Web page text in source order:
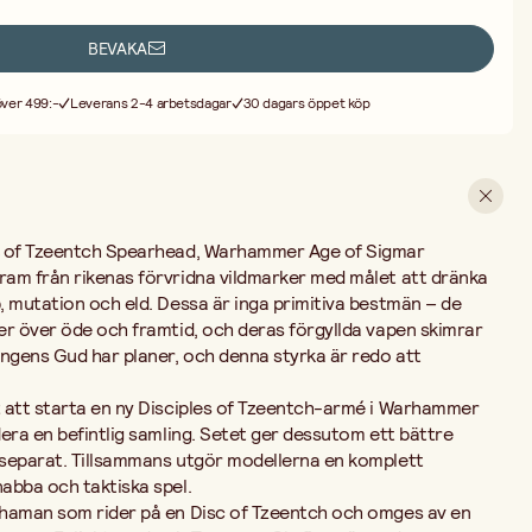
som rider på en Disc of Tzeentch och omges av en aura av
och Tzaangor Skyfires, även de monterade på flygande Discs of
målområden från fiender.
som Tzaangor Enlightened)
Enlightened och Skyfires delar komponentramar, vilket gör det
alla av samma typ. De kan även byggas till fots. Varje set innehåller
lågorna under Discs är utbytbara.
klinga och sköld eller dubbla klingor. Det finns även delar för att
Näbbar, horn, manar, vapen och sköldar är utbytbara mellan
två kraftigt muterade Tzaangors och beväpna upp till fyra modeller
omålade. För montering rekommenderas Citadel plastlim och för
BEVAKA
499:- Leverans 2-4 arbetsdagar 30 dagars öppet köp
Tzeentch Spearhead, Warhammer Age of Sigmar
från rikenas förvridna vildmarker med målet att dränka
mutation och eld. Dessa är inga primitiva bestmän – de
över öde och framtid, och deras förgyllda vapen skimrar
Gud har planer, och denna styrka är redo att
starta en ny Disciples of Tzeentch-armé i Warhammer
en befintlig samling. Setet ger dessutom ett bättre
Tillsammans utgör modellerna en komplett
och taktiska spel.
som rider på en Disc of Tzeentch och omges av en